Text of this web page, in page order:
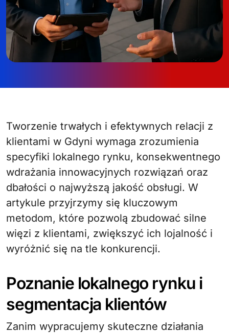
Tworzenie trwałych i efektywnych relacji z
klientami w Gdyni wymaga zrozumienia
specyfiki lokalnego rynku, konsekwentnego
wdrażania innowacyjnych rozwiązań oraz
dbałości o najwyższą jakość obsługi. W
artykule przyjrzymy się kluczowym
metodom, które pozwolą zbudować silne
więzi z klientami, zwiększyć ich lojalność i
wyróżnić się na tle konkurencji.
Poznanie lokalnego rynku i
segmentacja klientów
Zanim wypracujemy skuteczne działania